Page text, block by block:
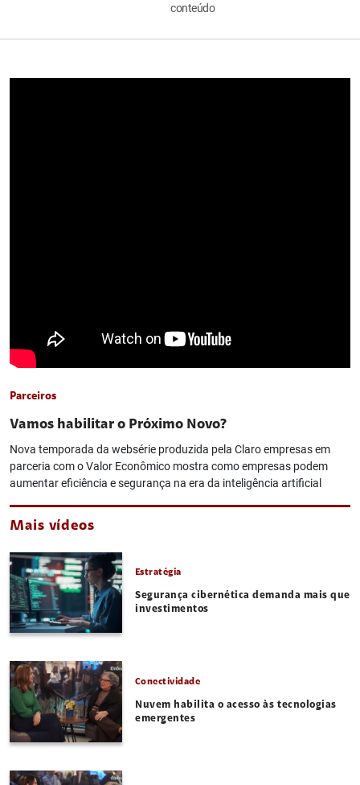
conteúdo
Parceiros
Vamos habilitar o Próximo Novo?
Nova temporada da websérie produzida pela Claro empresas em
parceria com o Valor Econômico mostra como empresas podem
aumentar eficiência e segurança na era da inteligência artificial
Mais vídeos
Estratégia
Segurança cibernética demanda mais que
investimentos
Conectividade
Nuvem habilita o acesso às tecnologias
emergentes